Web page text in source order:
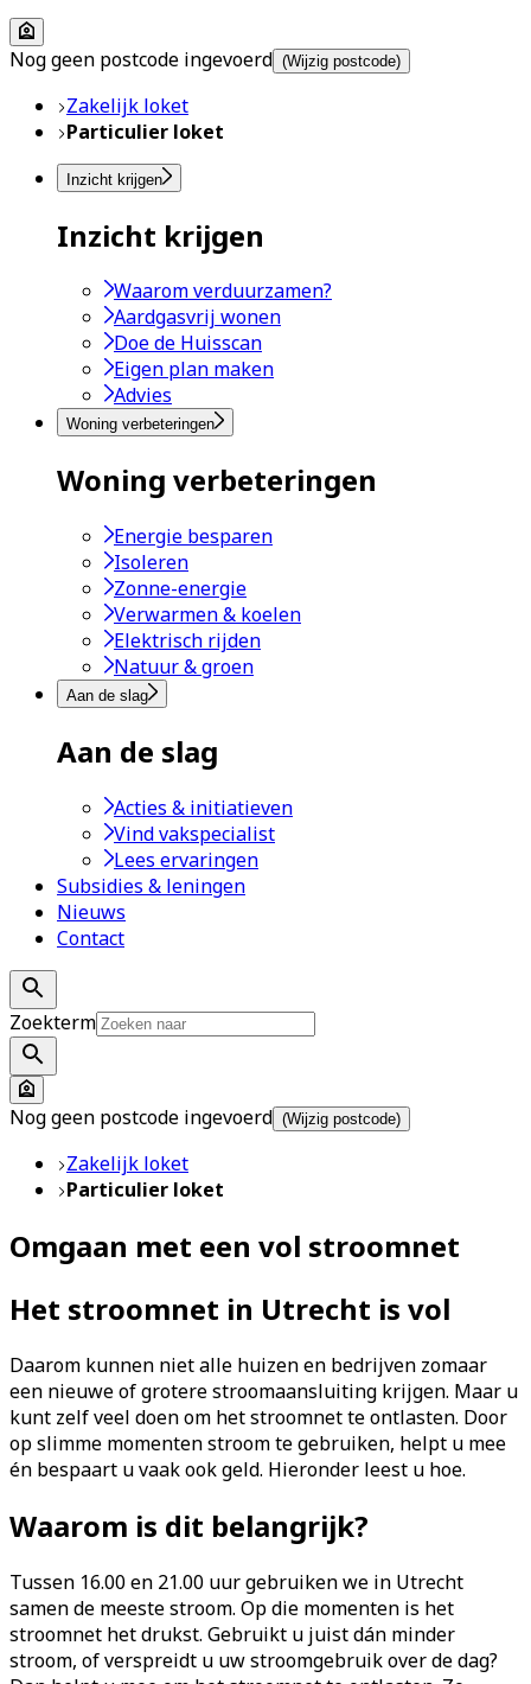
Nog geen postcode ingevoerd (Wijzig postcode)
Zakelijk loket
Particulier loket
Inzicht krijgen
Inzicht krijgen
Waarom verduurzamen?
Aardgasvrij wonen
Doe de Huisscan
Eigen plan maken
Advies
Woning verbeteringen
Woning verbeteringen
Energie besparen
Isoleren
Zonne-energie
Verwarmen & koelen
Elektrisch rijden
Natuur & groen
Aan de slag
Aan de slag
Acties & initiatieven
Vind vakspecialist
Lees ervaringen
Subsidies & leningen
Nieuws
Contact
Zoekterm
Nog geen postcode ingevoerd (Wijzig postcode)
Zakelijk loket
Particulier loket
Omgaan met een vol stroomnet
Het stroomnet in Utrecht is vol
Daarom kunnen niet alle huizen en bedrijven zomaar
een nieuwe of grotere stroomaansluiting krijgen. Maar u
kunt zelf veel doen om het stroomnet te ontlasten. Door
op slimme momenten stroom te gebruiken, helpt u mee
én bespaart u vaak ook geld. Hieronder leest u hoe.
Waarom is dit belangrijk?
Tussen 16.00 en 21.00 uur gebruiken we in Utrecht
samen de meeste stroom. Op die momenten is het
stroomnet het drukst. Gebruikt u juist dán minder
stroom, of verspreidt u uw stroomgebruik over de dag?